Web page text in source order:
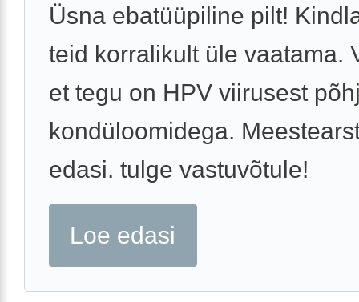
Üsna ebatüüpiline pilt!
teid korralikult üle vaatama.
et tegu on HPV viirusest
kondüloomidega.
edasi. tulge vastuvõtule!
Loe edasi